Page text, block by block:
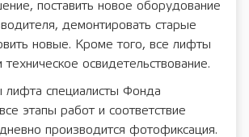
поставить новое оборудование
демонтировать старые
новые. Кроме того, все лифты
освидетельствование.
лифта специалисты Фонда
этапы работ и соответствие
производится фотофиксация.